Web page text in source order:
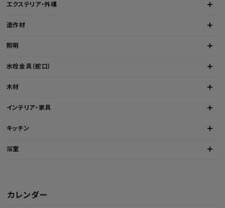
エクステリア・外構
造作材
照明
水栓金具（蛇口）
木材
インテリア・家具
キッチン
浴室
カレンダー